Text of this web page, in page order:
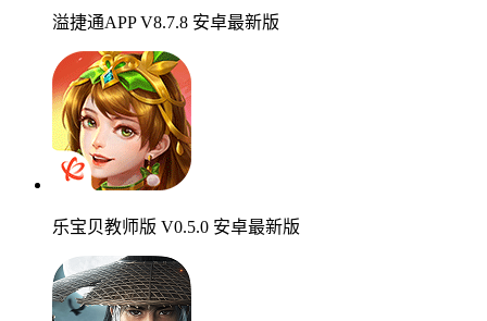
溢捷通APP V8.7.8 安卓最新版
乐宝贝教师版 V0.5.0 安卓最新版